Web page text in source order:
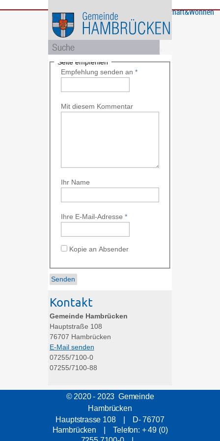
Bürgerservice
GemeindeBildung
und
Soziales
Rathaus
und
Politik
Wirtschaft&Wohnen
Seite empfehlen
Empfehlung senden an *
Mit diesem Kommentar
Ihr Name
Ihre E-Mail-Adresse *
Kopie an Absender
Kontakt
Gemeinde Hambrücken
Hauptstraße 108
76707 Hambrücken
E-Mail senden
07255/7100-0
07255/7100-88
© 2020 - 2023 Gemeinde
Hambrücken
Hauptstrasse 108 | D- 76707
Hambrücken | Telefon: + 49 (0)